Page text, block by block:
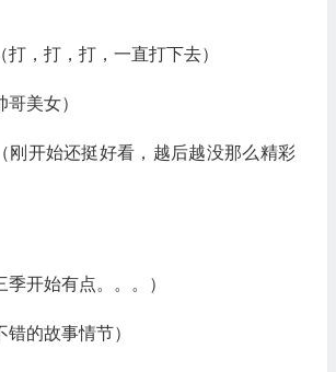
打，打，打，一直打下去）
美女）
刚开始还挺好看，越后越没那么精彩
季开始有点。。。）
的故事情节）